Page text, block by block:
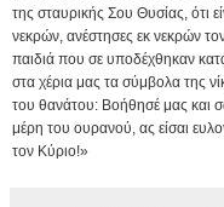
της σταυρικής Σου Θυσίας, ότι
νεκρών, ανέστησες εκ νεκρών
παιδιά που σε υποδέχθηκαν
στα χέρια μας τα σύμβολα της
του θανάτου: Βοήθησέ μας και
μέρη του ουρανού, ας είσαι
τον Κύριο!»